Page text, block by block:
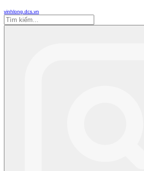
vinhlong.dcs.vn